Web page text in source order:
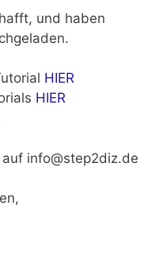
und haben
HIER
HIER
info@step2diz.de